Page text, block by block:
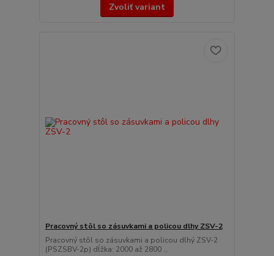
Zvoliť variant
Pracovný stôl so zásuvkami a policou dlhy ZSV-2
Pracovný stôl so zásuvkami a policou dlhý ZSV-2
(PSZSBV-2p) dĺžka: 2000 až 2800 ...